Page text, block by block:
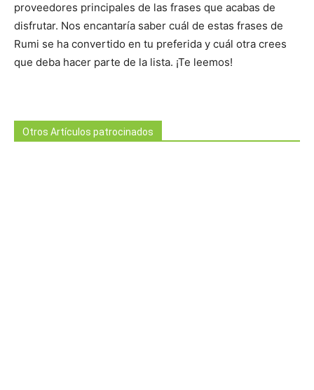
proveedores principales de las frases que acabas de
disfrutar. Nos encantaría saber cuál de estas frases de
Rumi se ha convertido en tu preferida y cuál otra crees
que deba hacer parte de la lista. ¡Te leemos!
Otros Artículos patrocinados